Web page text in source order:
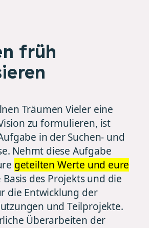
früh
Träumen Vieler eine
zu formulieren, ist
in der Suchen- und
Nehmt diese Aufgabe
geteilten Werte und eure
Basis des Projekts und die
die Entwicklung der
und Teilprojekte.
Überarbeiten der